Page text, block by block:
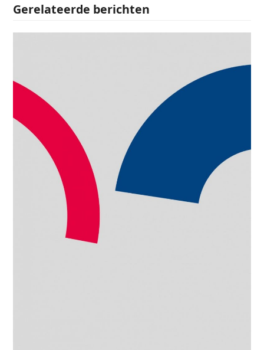
Gerelateerde berichten